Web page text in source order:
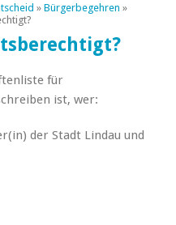
» Bürgerbegehren »
für
ist, wer:
der Stadt Lindau und